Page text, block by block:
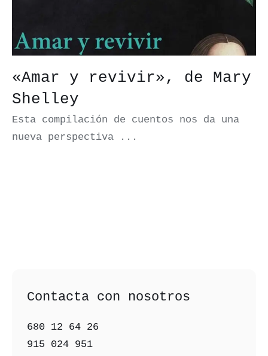
«Amar y revivir», de Mary
Shelley
Esta compilación de cuentos nos da una
nueva perspectiva ...
Contacta con nosotros
680 12 64 26‬
915 024 951‬